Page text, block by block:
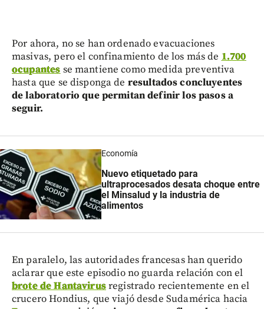
Por ahora, no se han ordenado evacuaciones
masivas, pero el confinamiento de los más de 1.700
ocupantes se mantiene como medida preventiva
hasta que se disponga de resultados concluyentes
de laboratorio que permitan definir los pasos a
seguir.
Economía
Nuevo etiquetado para
ultraprocesados desata choque entre
el Minsalud y la industria de
alimentos
En paralelo, las autoridades francesas han querido
aclarar que este episodio no guarda relación con el
brote de Hantavirusregistrado recientemente en el
crucero Hondius, que viajó desde Sudamérica hacia